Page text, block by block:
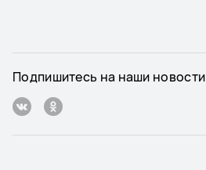
Подпишитесь на наши новости